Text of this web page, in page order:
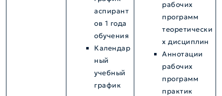
аспирант
ов 1 года
обучения
Календар
ный
учебный
график
рабочих
программ
теоретически
х дисциплин
Аннотации
рабочих
программ
практик